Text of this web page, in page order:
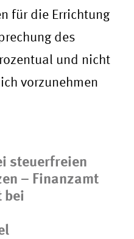
für die Errichtung
des
und nicht
vorzunehmen
steuerfreien
– Finanzamt
bei